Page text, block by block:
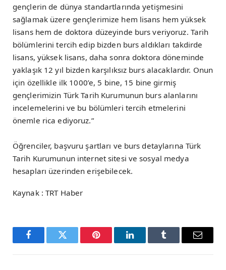
gençlerin de dünya standartlarında yetişmesini
sağlamak üzere gençlerimize hem lisans hem yüksek
lisans hem de doktora düzeyinde burs veriyoruz. Tarih
bölümlerini tercih edip bizden burs aldıkları takdirde
lisans, yüksek lisans, daha sonra doktora döneminde
yaklaşık 12 yıl bizden karşılıksız burs alacaklardır. Onun
için özellikle ilk 1000’e, 5 bine, 15 bine girmiş
gençlerimizin Türk Tarih Kurumunun burs alanlarını
incelemelerini ve bu bölümleri tercih etmelerini
önemle rica ediyoruz.”
Öğrenciler, başvuru şartları ve burs detaylarına Türk
Tarih Kurumunun internet sitesi ve sosyal medya
hesapları üzerinden erişebilecek.
Kaynak : TRT Haber
FacebookTwitter Pinterest LinkedInTumblr Email